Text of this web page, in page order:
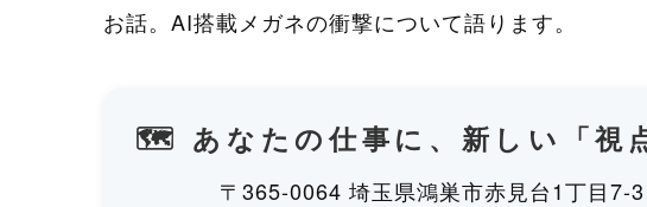
お話。AI搭載メガネの衝撃について語ります。
🗺 あなたの仕事に、新しい「視
〒365-0064 埼玉県鴻巣市赤見台1丁目7-3